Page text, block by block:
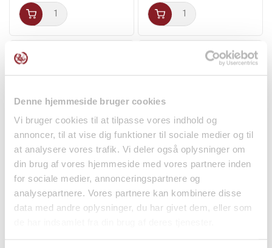
Denne hjemmeside bruger cookies
Vi bruger cookies til at tilpasse vores indhold og
annoncer, til at vise dig funktioner til sociale medier og til
at analysere vores trafik. Vi deler også oplysninger om
din brug af vores hjemmeside med vores partnere inden
for sociale medier, annonceringspartnere og
analysepartnere. Vores partnere kan kombinere disse
data med andre oplysninger, du har givet dem, eller som
Chunjang Jjajangmyeon
Sort Bønnepasta 500g...
Krydderier
58,00 kr.
Fiskesauce Premium
500ml Megachef
Krydderier
44,95 kr.